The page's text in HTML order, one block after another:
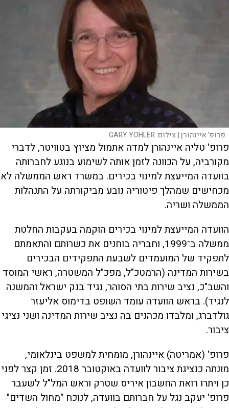
פרופ' איינהורן | צילום:GARY YOHLER
פרופ' טליה איינהורן למדה אתמול מציוץ בטוויטר, לדברי
מקורביה, על הכוונה לזמן אותה לשימוע בנוגע לחברותה
בוועדה המייעצת למינוי בכירים. במשרד ראש הממשלה לא
מכחישים שמהלך פיטוריה נובע מביקורתה על התנהלות
הממשלה ושריה.
הוועדה המייעצת למינוי בכירים הוקמה בעקבות החלטת
ממשלה ב־1999, וחבריה בוחנים את כשרותם והתאמתם
לתפקיד של המועמדים לשבעת התפקידים הבכירים
בשירות המדינה (הרמטכ"ל, מפכ"ל המשטרה, ראשי המוסד
והשב"כ, נציב שירות בתי הסוהר, נגיד בנק ישראל והמשנה
לנגיד). בראש הוועדה עומד השופט בדימוס אליעזר
גולדברג, ומלבדו מכהנים בה נציב שירות המדינה ושני נציגי
ציבור.
פרופ' (אמריטה) איינהורן, מומחית למשפט בינלאומי,
מונתה כנציגת ציבור לוועדה באוקטובר 2018. זמן קצר לפני
כן ויתרו רואת החשבון איריס שטרק וראש המל"ל לשעבר
פרופ' יעקב נגל על חברותם בוועדה, לנוכח "מחול השדים"